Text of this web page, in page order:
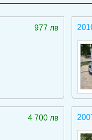
977 лв
4 700 лв